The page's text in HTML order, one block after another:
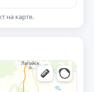
на карте.